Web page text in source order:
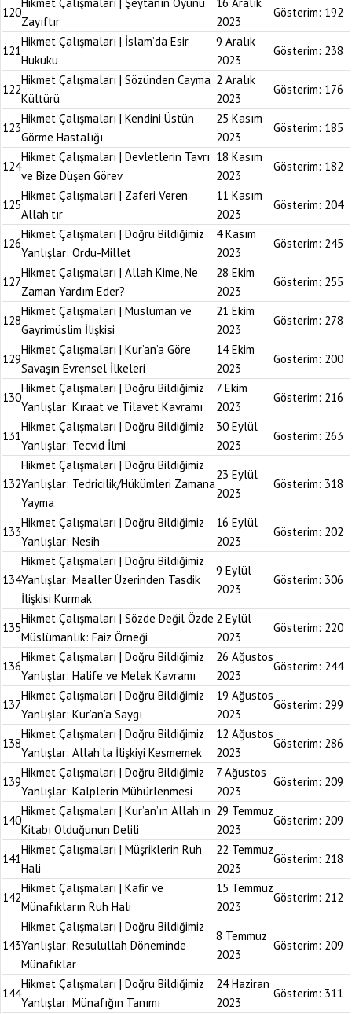
120
Zayıftır
2023
Gösterim: 192
121
Hikmet Çalışmaları | İslam’da Esir
Hukuku
9 Aralık
2023
Gösterim: 238
122
Hikmet Çalışmaları | Sözünden Cayma
Kültürü
2 Aralık
2023
Gösterim: 176
123
Hikmet Çalışmaları | Kendini Üstün
Görme Hastalığı
25 Kasım
2023
Gösterim: 185
124
Hikmet Çalışmaları | Devletlerin Tavrı
ve Bize Düşen Görev
18 Kasım
2023
Gösterim: 182
125
Hikmet Çalışmaları | Zaferi Veren
Allah’tır
11 Kasım
2023
Gösterim: 204
126
Hikmet Çalışmaları | Doğru Bildiğimiz
Yanlışlar: Ordu-Millet
4 Kasım
2023
Gösterim: 245
127
Hikmet Çalışmaları | Allah Kime, Ne
Zaman Yardım Eder?
28 Ekim
2023
Gösterim: 255
128
Hikmet Çalışmaları | Müslüman ve
Gayrimüslim İlişkisi
21 Ekim
2023
Gösterim: 278
129
Hikmet Çalışmaları | Kur’an’a Göre
Savaşın Evrensel İlkeleri
14 Ekim
2023
Gösterim: 200
130
Hikmet Çalışmaları | Doğru Bildiğimiz
Yanlışlar: Kıraat ve Tilavet Kavramı
7 Ekim
2023
Gösterim: 216
131
Hikmet Çalışmaları | Doğru Bildiğimiz
Yanlışlar: Tecvid İlmi
30 Eylül
2023
Gösterim: 263
132
Hikmet Çalışmaları | Doğru Bildiğimiz
Yanlışlar: Tedricilik/Hükümleri Zamana
Yayma
23 Eylül
2023
Gösterim: 318
133
Hikmet Çalışmaları | Doğru Bildiğimiz
Yanlışlar: Nesih
16 Eylül
2023
Gösterim: 202
134
Hikmet Çalışmaları | Doğru Bildiğimiz
Yanlışlar: Mealler Üzerinden Tasdik
İlişkisi Kurmak
9 Eylül
2023
Gösterim: 306
135
Hikmet Çalışmaları | Sözde Değil Özde
Müslümanlık: Faiz Örneği
2 Eylül
2023
Gösterim: 220
136
Hikmet Çalışmaları | Doğru Bildiğimiz
Yanlışlar: Halife ve Melek Kavramı
26 Ağustos
2023
Gösterim: 244
137
Hikmet Çalışmaları | Doğru Bildiğimiz
Yanlışlar: Kur’an’a Saygı
19 Ağustos
2023
Gösterim: 299
138
Hikmet Çalışmaları | Doğru Bildiğimiz
Yanlışlar: Allah’la İlişkiyi Kesmemek
12 Ağustos
2023
Gösterim: 286
139
Hikmet Çalışmaları | Doğru Bildiğimiz
Yanlışlar: Kalplerin Mühürlenmesi
7 Ağustos
2023
Gösterim: 209
140
Hikmet Çalışmaları | Kur’an’ın Allah’ın
Kitabı Olduğunun Delili
29 Temmuz
2023
Gösterim: 209
141
Hikmet Çalışmaları | Müşriklerin Ruh
Hali
22 Temmuz
2023
Gösterim: 218
142
Hikmet Çalışmaları | Kafir ve
Münafıkların Ruh Hali
15 Temmuz
2023
Gösterim: 212
143
Hikmet Çalışmaları | Doğru Bildiğimiz
Yanlışlar: Resulullah Döneminde
Münafıklar
8 Temmuz
2023
Gösterim: 209
144
Hikmet Çalışmaları | Doğru Bildiğimiz
Yanlışlar: Münafığın Tanımı
24 Haziran
2023
Gösterim: 311